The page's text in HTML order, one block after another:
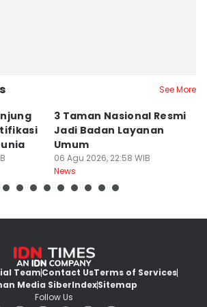
See More
3 Taman Nasional Resmi
Jadi Badan Layanan
Umum
06 Agu 2026, 22:58 WIB
News
TeamContact UsTerms of Services
Media SiberIndexSitemap
Follow Us